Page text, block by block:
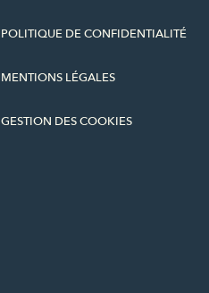
POLITIQUE DE CONFIDENTIALITÉ
MENTIONS LÉGALES
GESTION DES COOKIES